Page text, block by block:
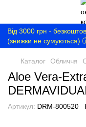
Від 3000 грн -
(знижки не сумуються)
Каталог Обличчя
Aloe Vera-
Артикул: DRM-800520